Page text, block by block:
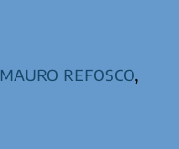
mauro refosco,